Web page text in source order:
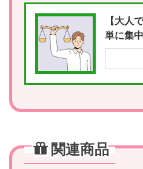
【大人
単に集
関連商品